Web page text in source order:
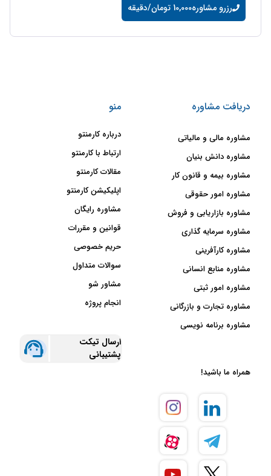
رزرو مشاوره10,000 تومان/دقیقه
دریافت مشاوره
مشاوره مالی و مالیاتی
مشاوره دانش بنیان
مشاوره بیمه و قانون کار
مشاوره امور حقوقی
مشاوره بازاریابی و فروش
مشاوره سرمایه گذاری
مشاوره کارآفرینی
مشاوره منابع انسانی
مشاوره امور ثبتی
مشاوره تجارت و بازرگانی
مشاوره برنامه نویسی
منو
درباره کارمنتو
ارتباط با کارمنتو
مقالات کارمنتو
اپلیکیشن کارمنتو
مشاوره رایگان
قوانین و مقررات
حریم خصوصی
سوالات متداول
مشاور شو
انجام پروژه
ارسال تیکت
پشتیبانی
همراه ما باشید!